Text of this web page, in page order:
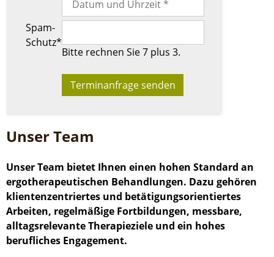
Angebote
Praxis/Team
Pflichtfeld
Spam-
Schutz*
Bitte rechnen Sie 7 plus 3.
Unser Team
Unser Team bietet Ihnen einen hohen Standard an
ergotherapeutischen Behandlungen. Dazu gehören
klientenzentriertes und betätigungsorientiertes
Arbeiten, regelmäßige Fortbildungen, messbare,
alltagsrelevante Therapieziele und ein hohes
berufliches Engagement.